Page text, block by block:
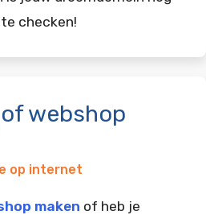
checken!
webshop
op internet
maken of heb je